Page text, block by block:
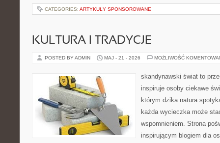
CATEGORIES: ARTYKUŁY SPONSOROWANE
KULTURA I TRADYCJE
POSTED BY ADMIN MAJ - 21 - 2026 MOŻLIWOŚĆ
skandynawski świat to
inspiruje osoby ciekawe
którym dzika natura
każda wycieczka może
wspomnieniem. Strona
inspirującym blogiem dla